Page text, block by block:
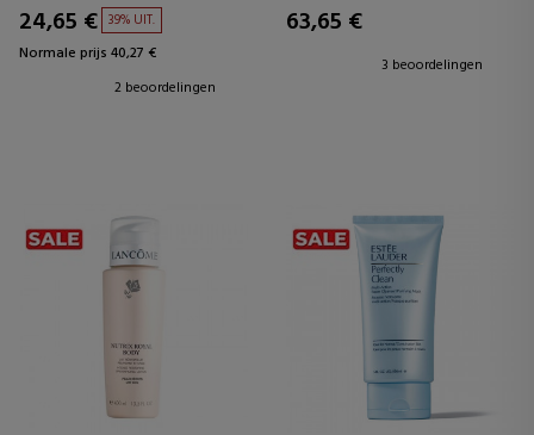
24,65 € 39% UIT.
Normale prijs 40,27 €
2 beoordelingen
63,65 €
3 beoordelingen